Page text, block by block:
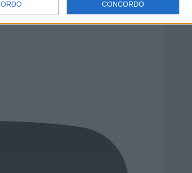
CONCORDO